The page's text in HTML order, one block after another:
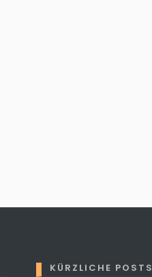
KÜRZLICHE POSTS